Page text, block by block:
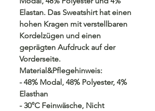
Elastan. Das Sweatshirt hat einen
hohen Kragen mit verstellbaren
Kordelzügen und einen
geprägten Aufdruck auf der
Vorderseite.
Material&Pflegehinweis:
- 48% Modal, 48% Polyester, 4%
Elasthan
- 30°C Feinwäsche, Nicht